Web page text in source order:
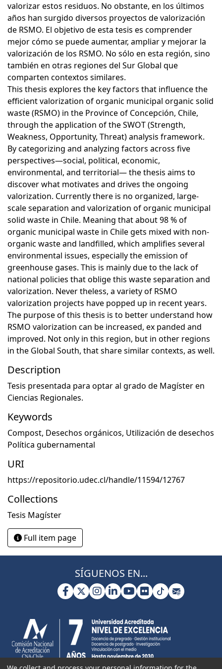
valorizar estos residuos. No obstante, en los últimos
años han surgido diversos proyectos de valorización
de RSMO. El objetivo de esta tesis es comprender
mejor cómo se puede aumentar, ampliar y mejorar la
valorización de los RSMO. No sólo en esta región, sino
también en otras regiones del Sur Global que
comparten contextos similares.
This thesis explores the key factors that influence the
efficient valorization of organic municipal organic solid
waste (RSMO) in the Province of Concepción, Chile,
through the application of the SWOT (Strength,
Weakness, Opportunity, Threat) analysis framework.
By categorizing and analyzing factors across five
perspectives—social, political, economic,
environmental, and territorial— the thesis aims to
discover what motivates and drives the ongoing
valorization. Currently there is no organized, large-
scale separation and valorization of organic municipal
solid waste in Chile. Meaning that about 98 % of
organic municipal waste in Chile gets mixed with non-
organic waste and landfilled, which amplifies several
environmental issues, especially the emission of
greenhouse gases. This is mainly due to the lack of
national policies that oblige this waste separation and
valorization. Never theless, a variety of RSMO
valorization projects have popped up in recent years.
The purpose of this thesis is to better understand how
RSMO valorization can be increased, ex panded and
improved. Not only in this region, but in other regions
in the Global South, that share similar contexts, as well.
Description
Tesis presentada para optar al grado de Magíster en
Ciencias Regionales.
Keywords
Compost, Desechos orgánicos, Utilización de desechos
Política gubernamental
URI
https://repositorio.udec.cl/handle/11594/12767
Collections
Tesis Magíster
Full item page
SÍGUENOS EN...